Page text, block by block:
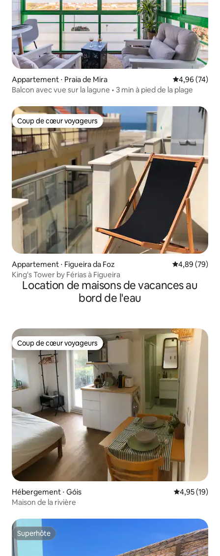
Appartement ⋅ Praia de Mira Évaluation
4,96 (74)
Balcon avec vue sur la lagune • 3 min à pied de la plage
Coup de cœur voyageurs
Coup de cœur voyageurs
Appartement ⋅ Figueira da Foz Évaluation
4,89 (79)
King's Tower by Férias à Figueira
Location de maisons de vacances au
bord de l'eau
Coup de cœur voyageurs
Coup de cœur voyageurs
Hébergement ⋅ Góis Évaluation
4,95 (19)
Maison de la rivière
Superhôte
Superhôte